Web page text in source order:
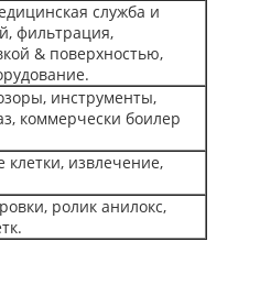
служба и
фильтрация,
& поверхностью,
инструменты,
коммерчески боилер
извлечение,
ролик анилокс,